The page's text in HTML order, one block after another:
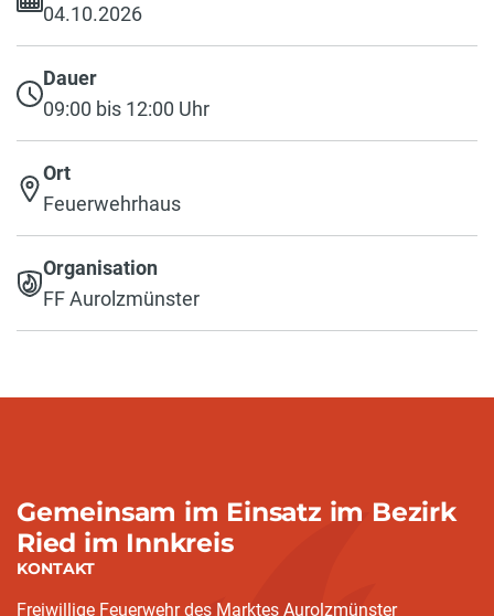
04.10.2026
Dauer
09:00 bis 12:00 Uhr
Ort
Feuerwehrhaus
Organisation
FF Aurolzmünster
Gemeinsam im Einsatz im Bezirk
Ried im Innkreis
KONTAKT
Freiwillige Feuerwehr des Marktes Aurolzmünster